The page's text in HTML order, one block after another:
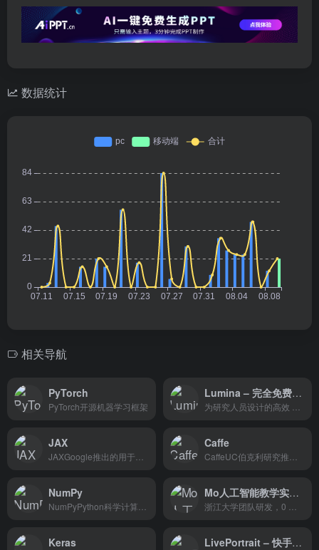
数据统计
相关导航
PyTorch
PyTorch开源机器学习框架
Lumina – 完全免费的AI学术搜索引擎
JAX Caffe
NumPy Mo人工智能教学实习平台 – 一站式AI学习平台
Keras LivePortrait – 快手推出的开源人像动画生成框架